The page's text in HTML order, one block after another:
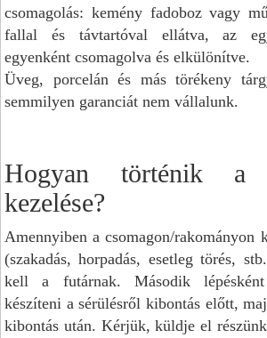
csomagolás: kemény fadoboz vagy
fallal és távtartóval ellátva, az
egyenként csomagolva és elkülönítve.
Üveg, porcelán és más törékeny
semmilyen garanciát nem vállalunk.
Hogyan történik a
kezelése?
Amennyiben a csomagon/rakományon
(szakadás, horpadás, esetleg törés,
kell a futárnak. Második
készíteni a sérülésről kibontás előtt,
kibontás után. Kérjük, küldje el